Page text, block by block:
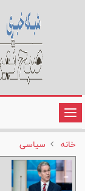
تغییر
وضعیت
ناوبری
خانه
سیاسی